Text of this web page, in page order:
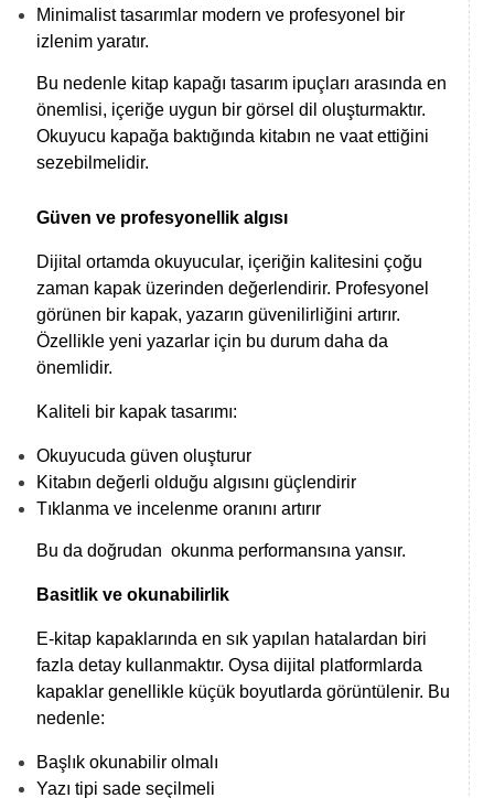
Minimalist tasarımlar modern ve profesyonel bir
izlenim yaratır.
Bu nedenle kitap kapağı tasarım ipuçları arasında en
önemlisi, içeriğe uygun bir görsel dil oluşturmaktır.
Okuyucu kapağa baktığında kitabın ne vaat ettiğini
sezebilmelidir.
Güven ve profesyonellik algısı
Dijital ortamda okuyucular, içeriğin kalitesini çoğu
zaman kapak üzerinden değerlendirir. Profesyonel
görünen bir kapak, yazarın güvenilirliğini artırır.
Özellikle yeni yazarlar için bu durum daha da
önemlidir.
Kaliteli bir kapak tasarımı:
Okuyucuda güven oluşturur
Kitabın değerli olduğu algısını güçlendirir
Tıklanma ve incelenme oranını artırır
Bu da doğrudan okunma performansına yansır.
Basitlik ve okunabilirlik
E-kitap kapaklarında en sık yapılan hatalardan biri
fazla detay kullanmaktır. Oysa dijital platformlarda
kapaklar genellikle küçük boyutlarda görüntülenir. Bu
nedenle:
Başlık okunabilir olmalı
Yazı tipi sade seçilmeli